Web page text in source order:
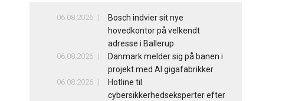
06.08.2026
Bosch indvier sit nye
hovedkontor på velkendt
adresse i Ballerup
06.08.2026
Danmark melder sig på banen i
projekt med AI gigafabrikker
06.08.2026
Hotline til
cybersikkerhedseksperter efter